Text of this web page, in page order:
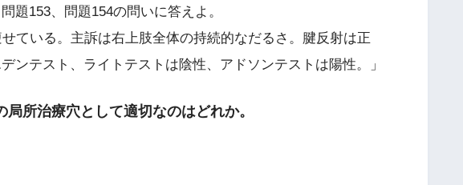
題153、問題154の問いに答えよ。
ている。主訴は右上肢全体の持続的なだるさ。腱反射は正
ンテスト、ライトテストは陰性、アドソンテストは陽性。」
所治療穴として適切なのはどれか。